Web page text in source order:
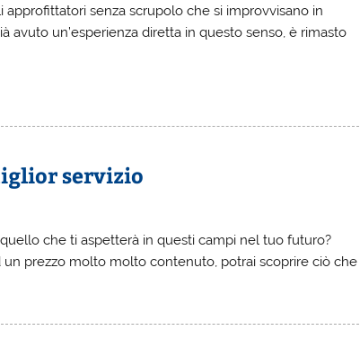
senza scrupolo che si improvvisano in
avuto un’esperienza diretta in questo senso, è rimasto
servizio
che ti aspetterà in questi campi nel tuo futuro?
un prezzo molto molto contenuto, potrai scoprire ciò che